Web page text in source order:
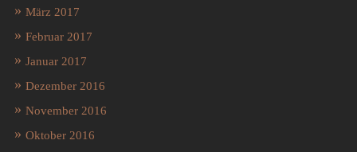
März 2017
Februar 2017
Januar 2017
Dezember 2016
November 2016
Oktober 2016